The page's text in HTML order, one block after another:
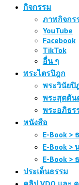
กิจกรรม
ภาพกิจกร
YouTube
Facebook
TikTok
อื่น ๆ
พระไตรปิฎก
พระวินัยปิ
พระสุตตัน
พระอภิธร
หนังสือ
E-Book >
E-Book >
E-Book >
ประเด็นธรรม